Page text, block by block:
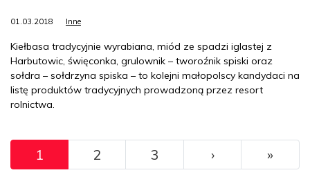
01.03.2018 Inne
Kiełbasa tradycyjnie wyrabiana, miód ze spadzi iglastej z
Harbutowic, święconka, grulownik – tworoźnik spiski oraz
sołdra – sołdrzyna spiska – to kolejni małopolscy kandydaci na
listę produktów tradycyjnych prowadzoną przez resort
rolnictwa.
Pagination
1 2 3 ››› »